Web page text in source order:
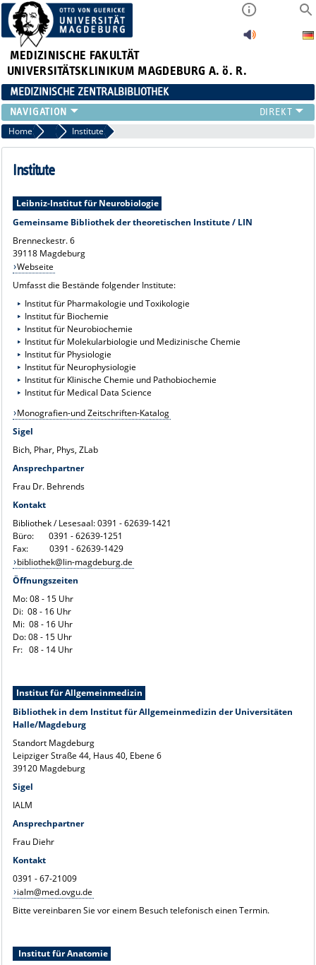
MEDIZINISCHE FAKULTÄT
UNIVERSITÄTSKLINIKUM MAGDEBURG A. ö. R.
MEDIZINISCHE ZENTRALBIBLIOTHEK
LITERATURSUCHE
SERVICE
INFORMATIONSKOMPETENZ
PUBLIZIEREN
NEU HIER?
SUCHE A-Z
Home Zweigstellen
Institute
Institute
Leibniz-Institut für Neurobiologie
Gemeinsame Bibliothek der theoretischen Institute / LIN
Brenneckestr. 6
39118 Magdeburg
Webseite
Umfasst die Bestände folgender Institute:
Institut für Pharmakologie und Toxikologie
Institut für Biochemie
Institut für Neurobiochemie
Institut für Molekularbiologie und Medizinische Chemie
Institut für Physiologie
Institut für Neurophysiologie
Institut für Klinische Chemie und Pathobiochemie
Institut für Medical Data Science
Monografien-und Zeitschriften-Katalog
Sigel
Bich, Phar, Phys, ZLab
Ansprechpartner
Frau Dr. Behrends
Kontakt
Bibliothek / Lesesaal: 0391 - 62639-1421
Büro: 0391 - 62639-1251
Fax: 0391 - 62639-1429
bibliothek@lin-magdeburg.de
Öffnungszeiten
Mo: 08 - 15 Uhr
Di: 08 - 16 Uhr
Mi: 08 - 16 Uhr
Do: 08 - 15 Uhr
Fr: 08 - 14 Uhr
Institut für Allgemeinmedizin
Bibliothek in dem Institut für Allgemeinmedizin der Universitäten
Halle/Magdeburg
Standort Magdeburg
Leipziger Straße 44, Haus 40, Ebene 6
39120 Magdeburg
Sigel
IALM
Ansprechpartner
Frau Diehr
Kontakt
0391 - 67-21009
ialm@med.ovgu.de
Bitte vereinbaren Sie vor einem Besuch telefonisch einen Termin.
Institut für Anatomie